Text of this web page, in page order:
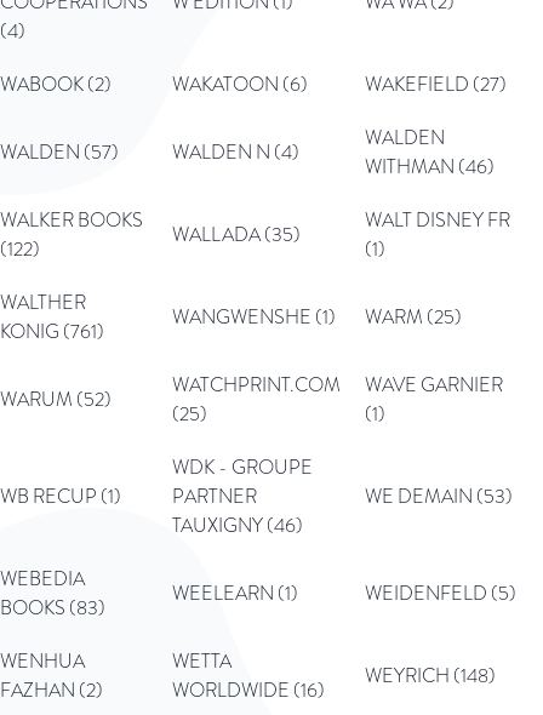
(4)
WABOOK (2) WAKATOON (6) WAKEFIELD (27)
WALDEN (57) WALDEN N (4)
WALDEN
WITHMAN (46)
WALKER BOOKS
(122)
WALLADA (35)
WALT DISNEY FR
(1)
WALTHER
KONIG (761)
WANGWENSHE (1) WARM (25)
WARUM (52)
WATCHPRINT.COM
(25)
WAVE GARNIER
(1)
WB RECUP (1)
WDK - GROUPE
PARTNER
TAUXIGNY (46)
WE DEMAIN (53)
WEBEDIA
BOOKS (83)
WEELEARN (1) WEIDENFELD (5)
WENHUA
FAZHAN (2)
WETTA
WORLDWIDE (16)
WEYRICH (148)